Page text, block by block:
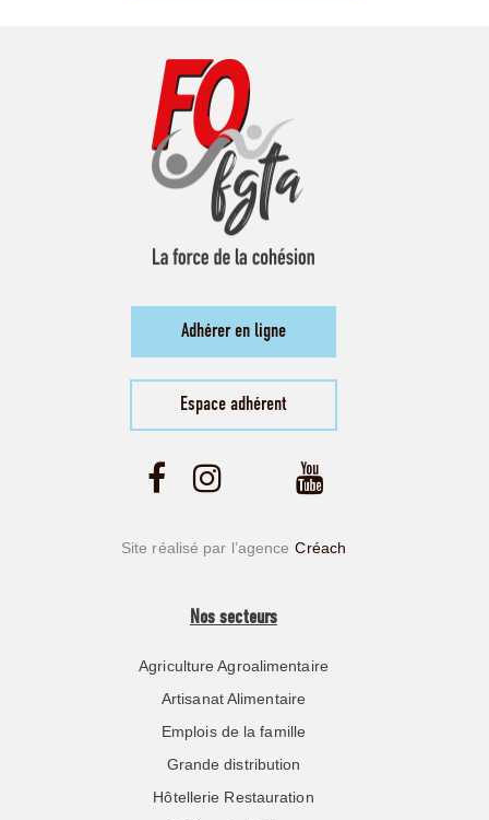
Adhérer en ligne
Espace adhérent
Site réalisé par l’agence Créach
Nos secteurs
Agriculture Agroalimentaire
Artisanat Alimentaire
Emplois de la famille
Grande distribution
Hôtellerie Restauration